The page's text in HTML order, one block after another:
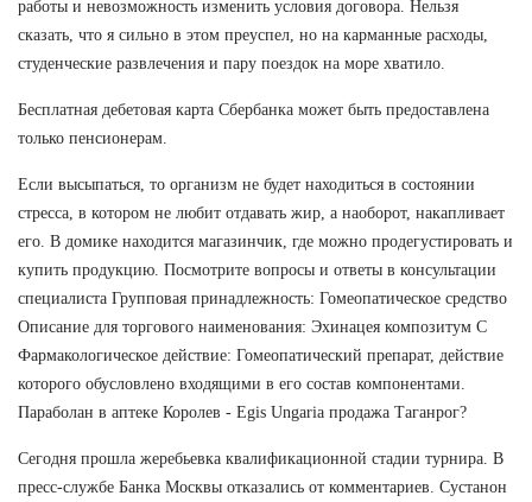
работы и невозможность изменить условия договора. Нельзя
сказать, что я сильно в этом преуспел, но на карманные расходы,
студенческие развлечения и пару поездок на море хватило.
Бесплатная дебетовая карта Сбербанка может быть предоставлена
только пенсионерам.
Если высыпаться, то организм не будет находиться в состоянии
стресса, в котором не любит отдавать жир, а наоборот, накапливает
его. В домике находится магазинчик, где можно продегустировать и
купить продукцию. Посмотрите вопросы и ответы в консультации
специалиста Групповая принадлежность: Гомеопатическое средство
Описание для торгового наименования: Эхинацея композитум С
Фармакологическое действие: Гомеопатический препарат, действие
которого обусловлено входящими в его состав компонентами.
Параболан в аптеке Королев - Egis Ungaria продажа Таганрог?
Сегодня прошла жеребьевка квалификационной стадии турнира. В
пресс-службе Банка Москвы отказались от комментариев. Сустанон